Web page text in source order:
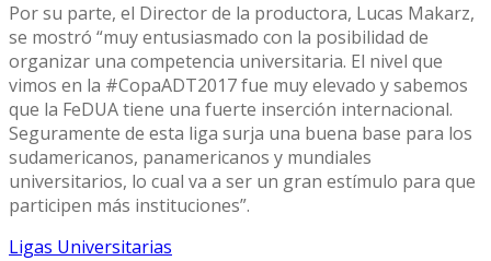
Por su parte, el Director de la productora, Lucas Makarz,
se mostró “muy entusiasmado con la posibilidad de
organizar una competencia universitaria. El nivel que
vimos en la #CopaADT2017 fue muy elevado y sabemos
que la FeDUA tiene una fuerte inserción internacional.
Seguramente de esta liga surja una buena base para los
sudamericanos, panamericanos y mundiales
universitarios, lo cual va a ser un gran estímulo para que
participen más instituciones”.
Ligas Universitarias